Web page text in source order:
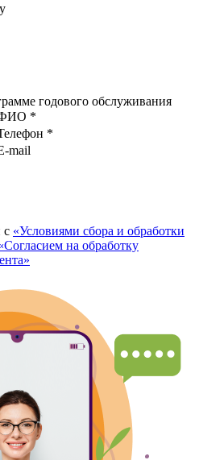
годового обслуживания
*
*
mail
с «Условиями сбора и обработки
на обработку